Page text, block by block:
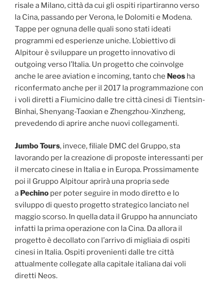
risale a Milano, città da cui gli ospiti ripartiranno verso
la Cina, passando per Verona, le Dolomiti e Modena.
Tappe per ognuna delle quali sono stati ideati
programmi ed esperienze uniche. L’obiettivo di
Alpitour è sviluppare un progetto innovativo di
outgoing verso l’Italia. Un progetto che coinvolge
anche le aree aviation e incoming, tanto che Neos ha
riconfermato anche per il 2017 la programmazione con
i voli diretti a Fiumicino dalle tre città cinesi di Tientsin-
Binhai, Shenyang-Taoxian e Zhengzhou-Xinzheng,
prevedendo di aprire anche nuovi collegamenti.
Jumbo Tours, invece, filiale DMC del Gruppo, sta
lavorando per la creazione di proposte interessanti per
il mercato cinese in Italia e in Europa. Prossimamente
poi il Gruppo Alpitour aprirà una propria sede
a Pechino per poter seguire in modo diretto e lo
sviluppo di questo progetto strategico lanciato nel
maggio scorso. In quella data il Gruppo ha annunciato
infatti la prima operazione con la Cina. Da allora il
progetto è decollato con l’arrivo di migliaia di ospiti
cinesi in Italia. Ospiti provenienti dalle tre città
attualmente collegate alla capitale italiana dai voli
diretti Neos.